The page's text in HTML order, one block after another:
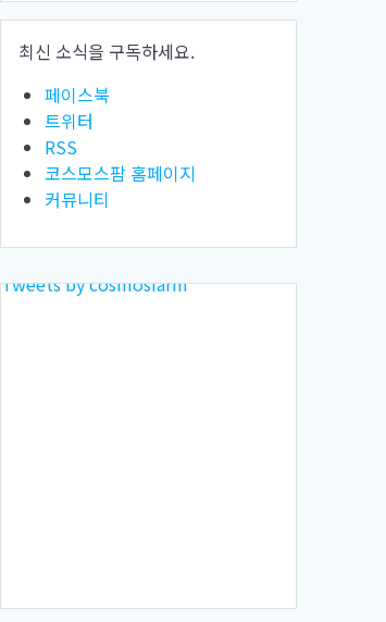
최신 소식을 구독하세요.
페이스북
트위터
RSS
코스모스팜 홈페이지
커뮤니티
Tweets by cosmosfarm